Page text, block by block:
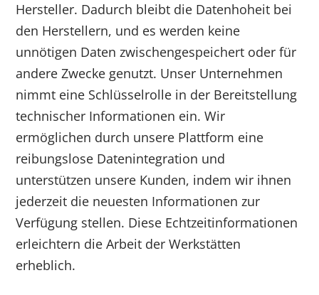
Hersteller. Dadurch bleibt die Datenhoheit bei
den Herstellern, und es werden keine
unnötigen Daten zwischengespeichert oder für
andere Zwecke genutzt. Unser Unternehmen
nimmt eine Schlüsselrolle in der Bereitstellung
technischer Informationen ein. Wir
ermöglichen durch unsere Plattform eine
reibungslose Datenintegration und
unterstützen unsere Kunden, indem wir ihnen
jederzeit die neuesten Informationen zur
Verfügung stellen. Diese Echtzeitinformationen
erleichtern die Arbeit der Werkstätten
erheblich.